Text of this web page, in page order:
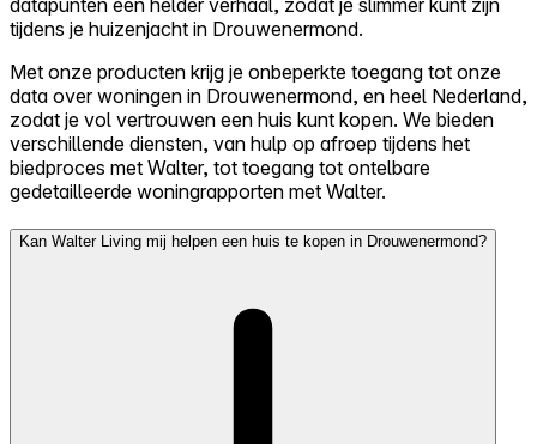
tijdens je huizenjacht in Drouwenermond.
Met onze producten krijg je onbeperkte toegang tot onze
data over woningen in Drouwenermond, en heel Nederland,
zodat je vol vertrouwen een huis kunt kopen. We bieden
verschillende diensten, van hulp op afroep tijdens het
biedproces met Walter, tot toegang tot ontelbare
gedetailleerde woningrapporten met Walter.
Kan Walter Living mij helpen een huis te kopen in Drouwenermond?